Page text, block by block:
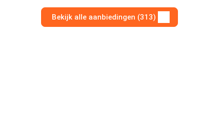
Bekijk alle aanbiedingen (313)